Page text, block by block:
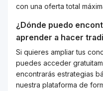
con una oferta total
¿Dónde puedo
aprender a hacer
Si quieres ampliar tus
puedes acceder
encontrarás estrategias
nuestra plataforma de